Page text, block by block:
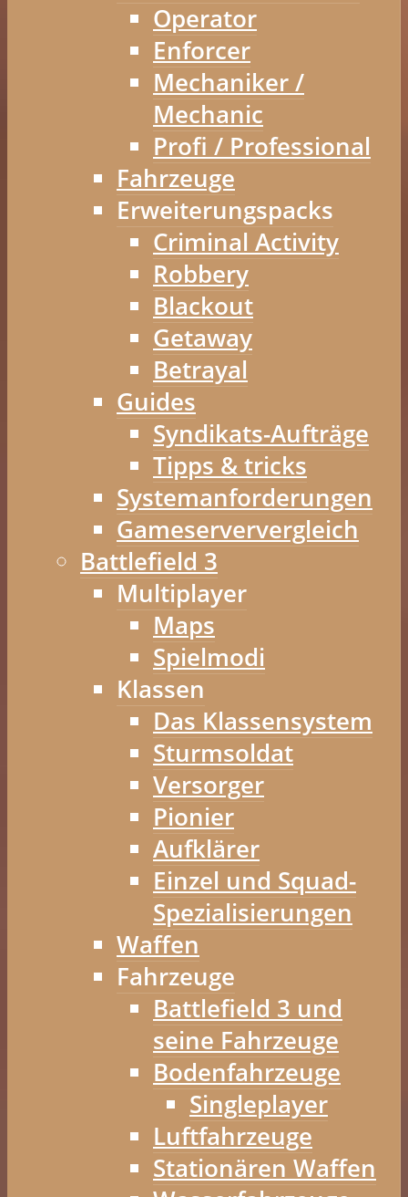
Operator
Enforcer
Mechaniker /
Mechanic
Profi / Professional
Fahrzeuge
Erweiterungspacks
Criminal Activity
Robbery
Blackout
Getaway
Betrayal
Guides
Syndikats-Aufträge
Tipps & tricks
Systemanforderungen
Gameserververgleich
Battlefield 3
Multiplayer
Maps
Spielmodi
Klassen
Das Klassensystem
Sturmsoldat
Versorger
Pionier
Aufklärer
Einzel und Squad-
Spezialisierungen
Waffen
Fahrzeuge
Battlefield 3 und
seine Fahrzeuge
Bodenfahrzeuge
Singleplayer
Luftfahrzeuge
Stationären Waffen